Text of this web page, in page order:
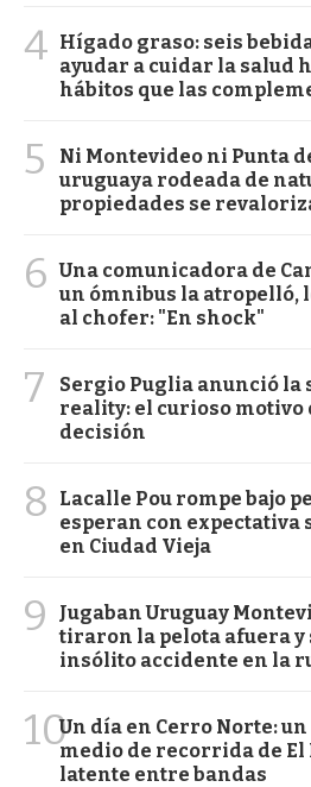
4 Hígado graso: seis
ayudar a cuidar la salud
hábitos que las
5
Ni Montevideo ni Punta
uruguaya rodeada de
propiedades se
6 Una comunicadora de
un ómnibus la atropelló,
al chofer: "En shock"
7
Sergio Puglia anunció la
reality: el curioso motivo
decisión
8
Lacalle Pou rompe bajo
esperan con expectativa
en Ciudad Vieja
9
Jugaban Uruguay
tiraron la pelota afuera y
insólito accidente en la
10Un día en Cerro Norte:
medio de recorrida de El
latente entre bandas